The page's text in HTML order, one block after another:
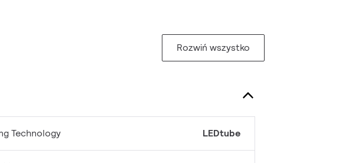
Rozwiń wszystko
Technology LEDtube